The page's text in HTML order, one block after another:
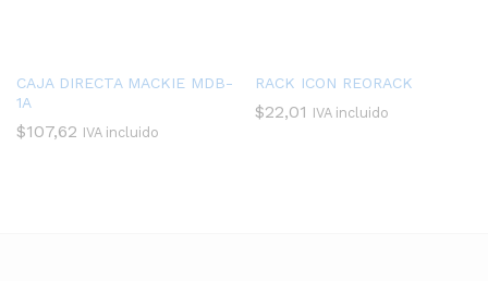
CAJA DIRECTA MACKIE MDB-
1A
$107,62 IVA incluido
RACK ICON REORACK
$22,01 IVA incluido